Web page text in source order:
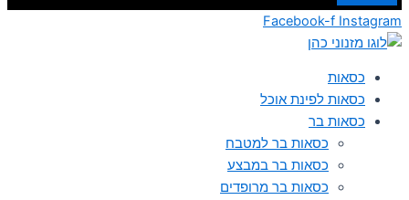
Facebook-f Instagram
כסאות
כסאות לפינת אוכל
כסאות בר
כסאות בר למטבח
כסאות בר במבצע
כסאות בר מרופדים